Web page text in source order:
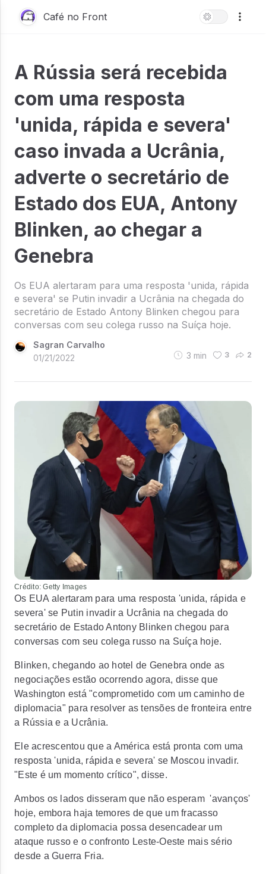
Café no Front
A Rússia será recebida
com uma resposta
'unida, rápida e severa'
caso invada a Ucrânia,
adverte o secretário de
Estado dos EUA, Antony
Blinken, ao chegar a
Genebra
Os EUA alertaram para uma resposta 'unida, rápida
e severa' se Putin invadir a Ucrânia na chegada do
secretário de Estado Antony Blinken chegou para
conversas com seu colega russo na Suíça hoje.
Sagran Carvalho
01/21/2022
3 min 3 2
Crédito: Getty Images
Os EUA alertaram para uma resposta 'unida, rápida e
severa' se Putin invadir a Ucrânia na chegada do
secretário de Estado Antony Blinken chegou para
conversas com seu colega russo na Suíça hoje.
Blinken, chegando ao hotel de Genebra onde as
negociações estão ocorrendo agora, disse que
Washington está "comprometido com um caminho de
diplomacia" para resolver as tensões de fronteira entre
a Rússia e a Ucrânia.
Ele acrescentou que a América está pronta com uma
resposta 'unida, rápida e severa' se Moscou invadir.
"Este é um momento crítico", disse.
Ambos os lados disseram que não esperam 'avanços'
hoje, embora haja temores de que um fracasso
completo da diplomacia possa desencadear um
ataque russo e o confronto Leste-Oeste mais sério
desde a Guerra Fria.